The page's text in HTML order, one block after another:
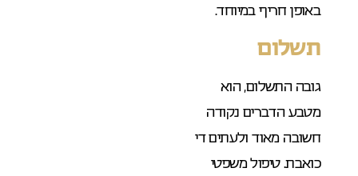
באופן חריף במיוחד.
תשלום
גובה התשלום, הוא
מטבע הדברים נקודה
חשובה מאוד ולעתים די
כואבת. טיפול משפטי